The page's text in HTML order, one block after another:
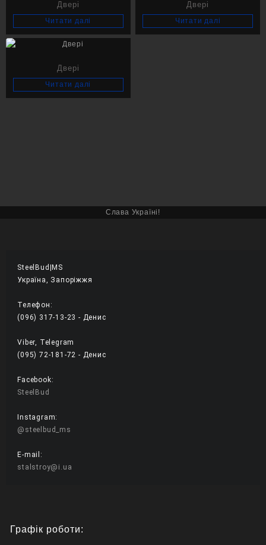
Двері
Читати далі
Двері
Читати далі
Двері
Читати далі
Слава Україні!
SteelBud|MS
Україна, Запоріжжя
Телефон:
(096) 317-13-23 - Денис
Viber, Telegram
(095) 72-181-72 - Денис
Facebook:
SteelBud
Instagram:
@steelbud_ms
E-mail:
stalstroy@i.ua
Графік роботи: